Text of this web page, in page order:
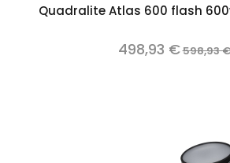
Quadralite Atlas 600 flash
498,93 €598,93